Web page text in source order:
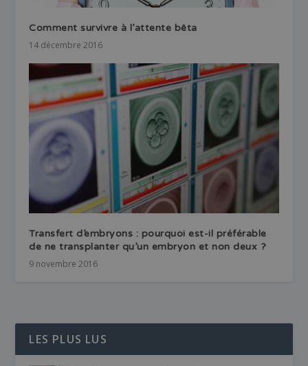
Comment survivre à l’attente bêta
14 décembre 2016
Transfert d’embryons : pourquoi est-il préférable
de ne transplanter qu’un embryon et non deux ?
9 novembre 2016
LES PLUS LUS